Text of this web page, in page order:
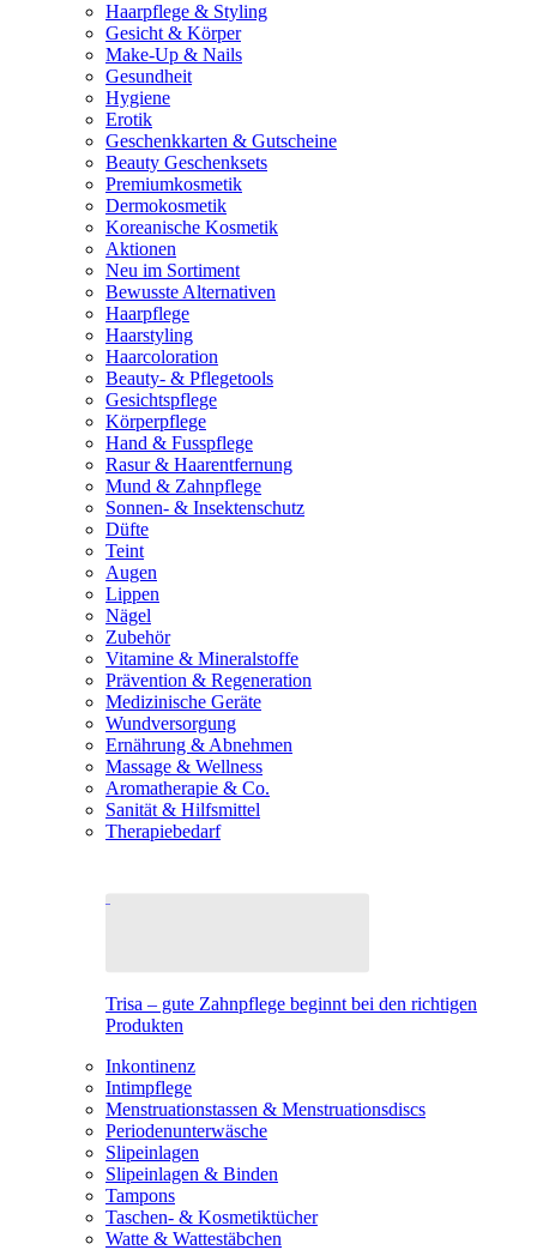
Haarpflege & Styling
Gesicht & Körper
Make-Up & Nails
Gesundheit
Hygiene
Erotik
Geschenkkarten & Gutscheine
Beauty Geschenksets
Premiumkosmetik
Dermokosmetik
Koreanische Kosmetik
Aktionen
Neu im Sortiment
Bewusste Alternativen
Haarpflege
Haarstyling
Haarcoloration
Beauty- & Pflegetools
Gesichtspflege
Körperpflege
Hand & Fusspflege
Rasur & Haarentfernung
Mund & Zahnpflege
Sonnen- & Insektenschutz
Düfte
Teint
Augen
Lippen
Nägel
Zubehör
Vitamine & Mineralstoffe
Prävention & Regeneration
Medizinische Geräte
Wundversorgung
Ernährung & Abnehmen
Massage & Wellness
Aromatherapie & Co.
Sanität & Hilfsmittel
Therapiebedarf
Trisa – gute Zahnpflege beginnt bei den richtigen
Produkten
Inkontinenz
Intimpflege
Menstruationstassen & Menstruationsdiscs
Periodenunterwäsche
Slipeinlagen
Slipeinlagen & Binden
Tampons
Taschen- & Kosmetiktücher
Watte & Wattestäbchen